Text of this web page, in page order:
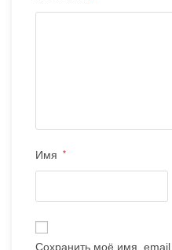
Имя *
Сохранить моё имя, email